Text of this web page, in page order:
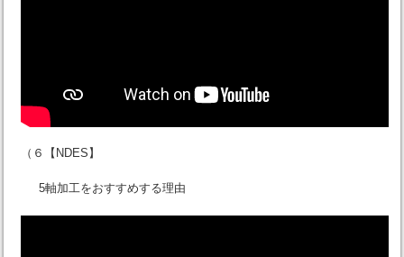
（６【NDES】
5軸加工をおすすめする理由